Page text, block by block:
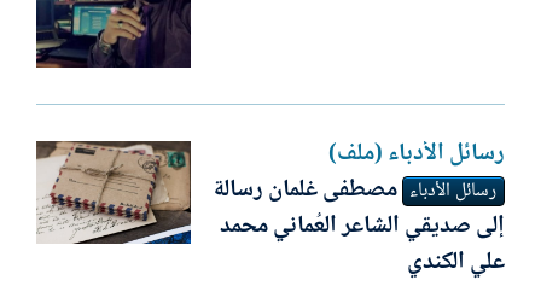
رسائل الأدباء (ملف)
رسائل الأدباء مصطفى غلمان رسالة
إلى صديقي الشاعر العُماني محمد
علي الكندي